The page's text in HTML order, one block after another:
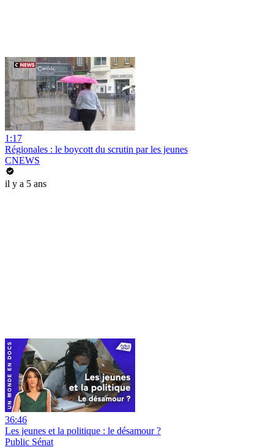
1:17
Régionales : le boycott du scrutin par les jeunes
CNEWS
il y a 5 ans
36:46
Les jeunes et la politique : le désamour ?
Public Sénat